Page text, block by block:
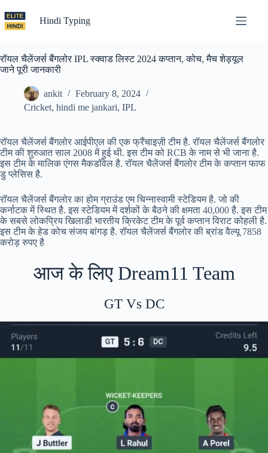
to
content
Hindi Typing
रॉयल चैलेंजर्स बैंगलोर IPL स्क्वाड लिस्ट 2024 कप्तान, कोच, मैच शेड्यूल
जाने पूरी जानकारी
ankit
February 8, 2024
Cricket, hindi me jankari, IPL
रॉयल चैलेंजर्स बैंगलोर आईपीएल की एक फ्रैंचाइज़ी टीम है. रॉयल चैलेंजर्स बैंगलोर
टीम की शुरुआत साल 2008 में हुई थी. इस टीम को RCB के नाम से भी जाना है.
इस टीम के मालिक एंगस मैकडॉवेल है. रॉयल चैलेंजर्स बैंगलोर टीम के कप्तान फाफ
डु प्लेसिस है.
रॉयल चैलेंजर्स बैंगलोर का होम ग्राउंड एम चिन्नास्वामी स्टेडियम है. जो की
कर्नाटक में स्थित है. इस स्टेडियम में दर्शकों के बैठने की क्षमता 40,000 है. इस टीम
के सबसे लोकप्रिय खिलाडी भारतीय क्रिकेट टीम के पूर्व कप्तान विराट कोहली है.
इस टीम के हेड कोच संजय बांगड़ है. रॉयल चैलेंजर्स बैंगलोर की ब्रांड वैल्यू 7858
करोड़ रुपए है
आज के लिए Dream11 Team
GT Vs DC